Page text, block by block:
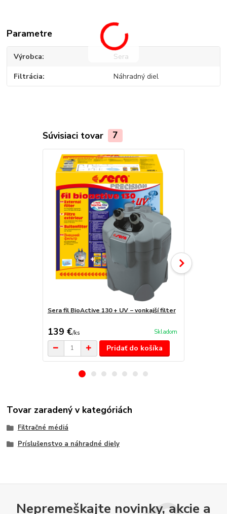
Parametre
Výrobca Sera
Filtrácia Náhradný diel
Súvisiaci tovar 7
Sera fil BioActive 130 + UV − vonkajší filter
139 €/ks Skladom
Pridať do košíka
Tovar zaradený v kategóriách
Filtračné médiá
Príslušenstvo a náhradné diely
Nepremeškajte novinky, akcie a